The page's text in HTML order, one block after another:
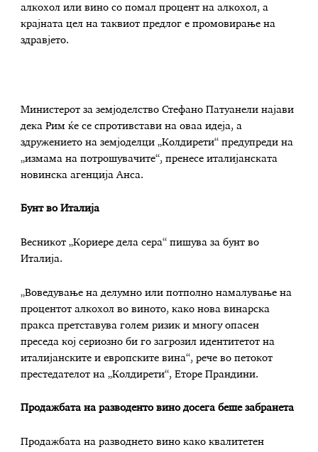
алкохол или вино со помал процент на алкохол, а
крајната цел на таквиот предлог е промовирање на
здравјето.
Министерот за земјоделство Стефано Патуанели најави
дека Рим ќе се спротивстави на оваа идеја, а
здружението на земјоделци „Колдирети“ предупреди на
„измама на потрошувачите“, пренесе италијанската
новинска агенција Анса.
Бунт во Италија
Весникот „Кориере дела сера“ пишува за бунт во
Италија.
„Воведување на делумно или потполно намалување на
процентот алкохол во виното, како нова винарска
пракса претставува голем ризик и многу опасен
преседа кој сериозно би го загрозил идентитетот на
италијанските и европските вина“, рече во петокот
престедателот на „Колдирети“, Еторе Прандини.
Продажбата на разводенто вино досега беше забранета
Продажбата на разводнето вино како квалитетен